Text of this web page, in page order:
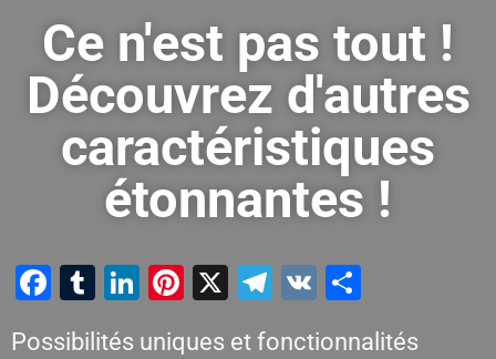
Ce n'est pas tout !
Découvrez d'autres
caractéristiques
étonnantes !
Facebook
Tumblr
LinkedIn
Pinterest
X Telegram
VK
Possibilités uniques et fonctionnalités